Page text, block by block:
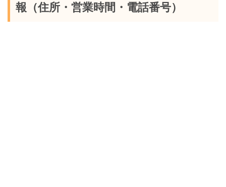
報（住所・営業時間・電話番号）